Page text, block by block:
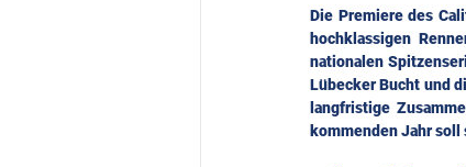
Die Premiere des
hochklassigen
nationalen
Lübecker Bucht und
langfristige
kommenden Jahr